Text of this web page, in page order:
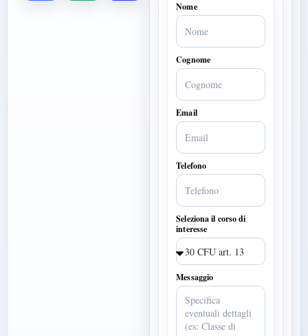
Nome
Cognome
Email
Telefono
Seleziona il corso di
interesse
Messaggio